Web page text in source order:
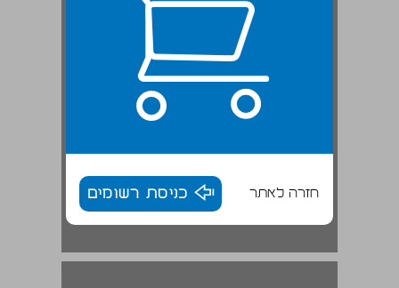
חזרה לאתר כניסת רשומים